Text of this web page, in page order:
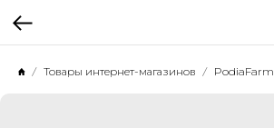
Товары интернет-магазинов PodiaFarm